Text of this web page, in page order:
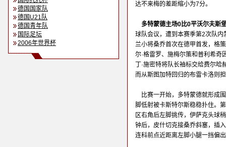
德国国家队
德国U21队
德国青年队
国际足坛
2006年世界杯
达不来梅的差距缩小为7分。
多特蒙德主场0比0平沃尔夫斯
球队会议，遭到本赛季第2次队
兰小将桑乔首次在德甲首发，格
尔·格雷罗、施梅尔策和普利希奇
丁·施密特将队长袖标交给费尔
而从斯图加特回归的布雷卡洛则
比赛一开始，多特蒙德就形成
脚低射被卡斯特尔斯稳稳扑住。
区右角后左脚挑传，伊萨克头球
钟后，皮什切克接桑乔斜塞，插
连科前点近距离左脚小腿一挡偏